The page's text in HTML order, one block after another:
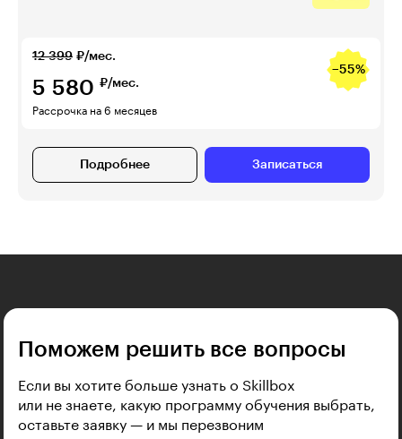
12 399 ₽/мес.
−55%
5 580 ₽/мес.
Рассрочка на 6 месяцев
Подробнее Записаться
Поможем решить все вопросы
Если вы хотите больше узнать о Skillbox
или не знаете, какую программу обучения выбрать,
оставьте заявку — и мы перезвоним